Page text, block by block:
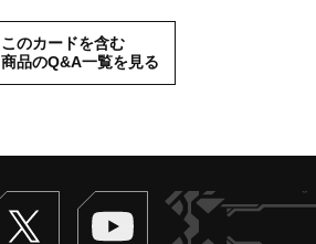
このカードを含む
商品のQ&A一覧を見る
Twitter ヴァンガードch